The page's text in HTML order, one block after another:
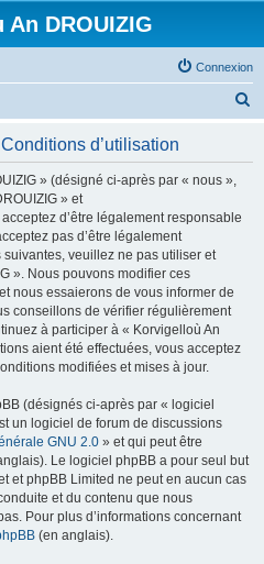
DROUIZIG
Connexion
d’utilisation
» (désigné ci-après par « nous »,
» et
d’être légalement responsable
pas d’être légalement
veuillez ne pas utiliser et
». Nous pouvons modifier ces
nous essaierons de vous informer de
conseillons de vérifier régulièrement
à participer à « Korvigelloù An
aient été effectuées, vous acceptez
modifiées et mises à jour.
(désignés ci-après par « logiciel
un logiciel de forum de discussions
GNU 2.0 » et qui peut être
Le logiciel phpBB a pour seul but
et phpBB Limited ne peut en aucun cas
et du contenu que nous
Pour plus d’informations concernant
(en anglais).